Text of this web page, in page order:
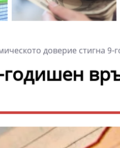
доверие стигна 9-
годишен